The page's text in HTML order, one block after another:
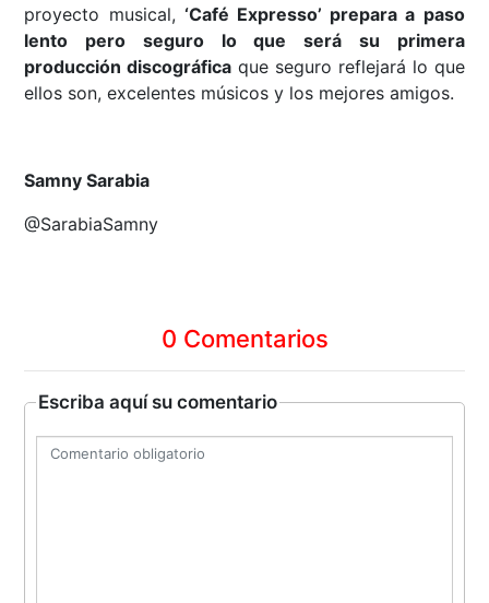
proyecto musical, ‘Café Expresso’ prepara a paso
lento pero seguro lo que será su primera
producción discográfica que seguro reflejará lo que
ellos son, excelentes músicos y los mejores amigos.
Samny Sarabia
@SarabiaSamny
0 Comentarios
Escriba aquí su comentario